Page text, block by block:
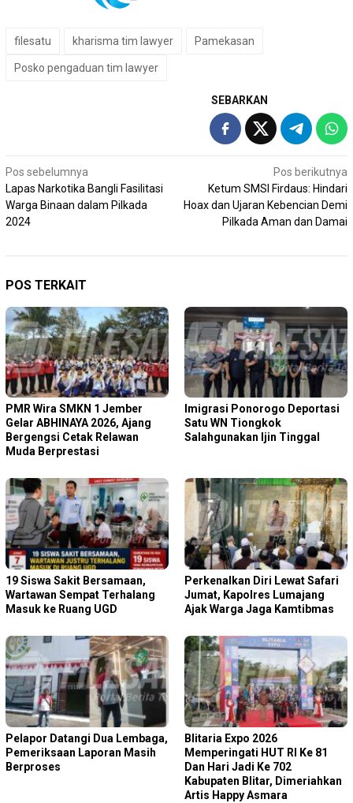
filesatu kharisma tim lawyer Pamekasan
Posko pengaduan tim lawyer
SEBARKAN
Navigasi
pos
Pos sebelumnya
Lapas Narkotika Bangli Fasilitasi
Warga Binaan dalam Pilkada
2024
Pos berikutnya
Ketum SMSI Firdaus: Hindari
Hoax dan Ujaran Kebencian Demi
Pilkada Aman dan Damai
POS TERKAIT
PMR Wira SMKN 1 Jember
Gelar ABHINAYA 2026, Ajang
Bergengsi Cetak Relawan
Muda Berprestasi
Imigrasi Ponorogo Deportasi
Satu WN Tiongkok
Salahgunakan Ijin Tinggal
19 Siswa Sakit Bersamaan,
Wartawan Sempat Terhalang
Masuk ke Ruang UGD
Perkenalkan Diri Lewat Safari
Jumat, Kapolres Lumajang
Ajak Warga Jaga Kamtibmas
Pelapor Datangi Dua Lembaga,
Pemeriksaan Laporan Masih
Berproses
Blitaria Expo 2026
Memperingati HUT RI Ke 81
Dan Hari Jadi Ke 702
Kabupaten Blitar, Dimeriahkan
Artis Happy Asmara